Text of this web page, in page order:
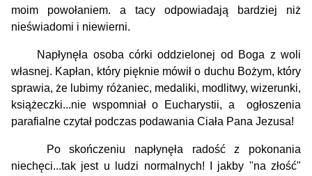
moim powołaniem. a tacy odpowiadają bardziej niż
nieświadomi i niewierni.
Napłynęła osoba córki oddzielonej od Boga z woli
własnej. Kapłan, który pięknie mówił o duchu Bożym, który
sprawia, że lubimy różaniec, medaliki, modlitwy, wizerunki,
książeczki...nie wspomniał o Eucharystii, a ogłoszenia
parafialne czytał podczas podawania Ciała Pana Jezusa!
Po skończeniu napłynęła radość z pokonania
niechęci...tak jest u ludzi normalnych! I jakby "na złość"